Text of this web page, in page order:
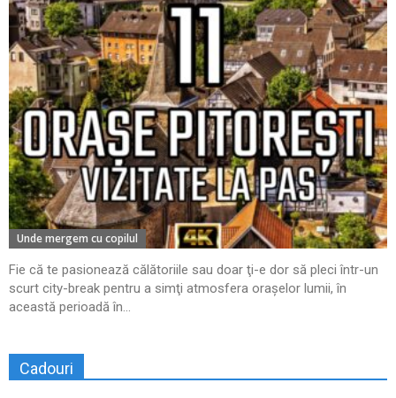
Unde mergem cu copilul
Fie că te pasionează călătoriile sau doar ţi-e dor să pleci într-un
scurt city-break pentru a simţi atmosfera oraşelor lumii, în
această perioadă în...
Cadouri